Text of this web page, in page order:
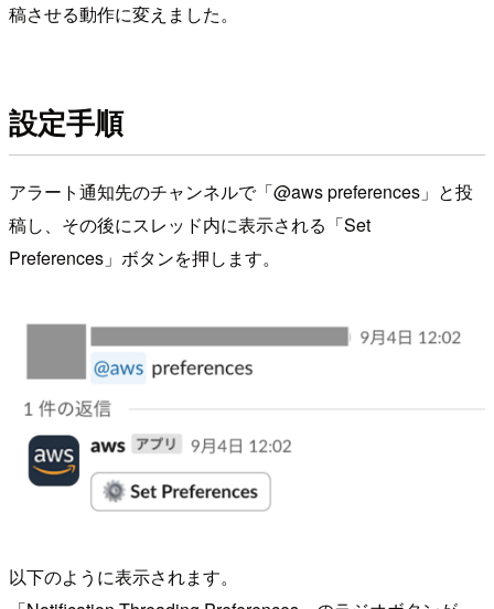
稿させる動作に変えました。
設定手順
アラート通知先のチャンネルで「@aws preferences」と投
稿し、その後にスレッド内に表示される「Set
Preferences」ボタンを押します。
以下のように表示されます。